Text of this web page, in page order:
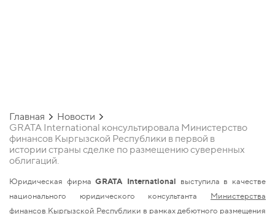
Главная
Новости
GRATA International консультировала Министерство
финансов Кыргызской Республики в первой в
истории страны сделке по размещению суверенных
облигаций.
Юридическая фирмаGRATA International выступила в качестве
национального юридического консультанта Министерства
финансов Кыргызской Республики в рамках дебютного размещения